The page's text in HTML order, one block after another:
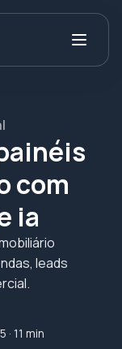
com
ia
leads
· 11 min